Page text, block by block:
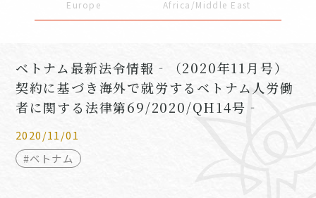
Europe Africa/Middle East
ベトナム最新法令情報‐（2020年11月号）
契約に基づき海外で就労するベトナム人労働
者に関する法律第69/2020/QH14号‐
2020/11/01
#ベトナム